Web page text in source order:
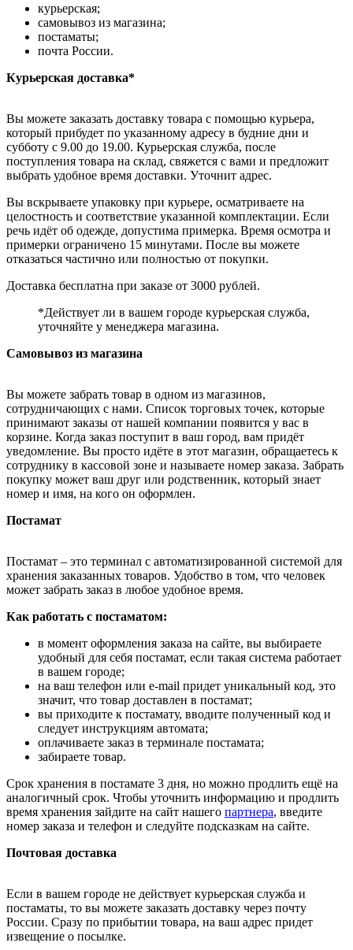
курьерская;
самовывоз из магазина;
постаматы;
почта России.
Курьерская доставка*
Вы можете заказать доставку товара с помощью курьера,
который прибудет по указанному адресу в будние дни и
субботу с 9.00 до 19.00. Курьерская служба, после
поступления товара на склад, свяжется с вами и предложит
выбрать удобное время доставки. Уточнит адрес.
Вы вскрываете упаковку при курьере, осматриваете на
целостность и соответствие указанной комплектации. Если
речь идёт об одежде, допустима примерка. Время осмотра и
примерки ограничено 15 минутами. После вы можете
отказаться частично или полностью от покупки.
Доставка бесплатна при заказе от 3000 рублей.
*Действует ли в вашем городе курьерская служба,
уточняйте у менеджера магазина.
Самовывоз из магазина
Вы можете забрать товар в одном из магазинов,
сотрудничающих с нами. Список торговых точек, которые
принимают заказы от нашей компании появится у вас в
корзине. Когда заказ поступит в ваш город, вам придёт
уведомление. Вы просто идёте в этот магазин, обращаетесь к
сотруднику в кассовой зоне и называете номер заказа. Забрать
покупку может ваш друг или родственник, который знает
номер и имя, на кого он оформлен.
Постамат
Постамат – это терминал с автоматизированной системой для
хранения заказанных товаров. Удобство в том, что человек
может забрать заказ в любое удобное время.
Как работать с постаматом:
в момент оформления заказа на сайте, вы выбираете
удобный для себя постамат, если такая система работает
в вашем городе;
на ваш телефон или e-mail придет уникальный код, это
значит, что товар доставлен в постамат;
вы приходите к постамату, вводите полученный код и
следует инструкциям автомата;
оплачиваете заказ в терминале постамата;
забираете товар.
Срок хранения в постамате 3 дня, но можно продлить ещё на
аналогичный срок. Чтобы уточнить информацию и продлить
время хранения зайдите на сайт нашего партнера, введите
номер заказа и телефон и следуйте подсказкам на сайте.
Почтовая доставка
Если в вашем городе не действует курьерская служба и
постаматы, то вы можете заказать доставку через почту
России. Сразу по прибытии товара, на ваш адрес придет
извещение о посылке.